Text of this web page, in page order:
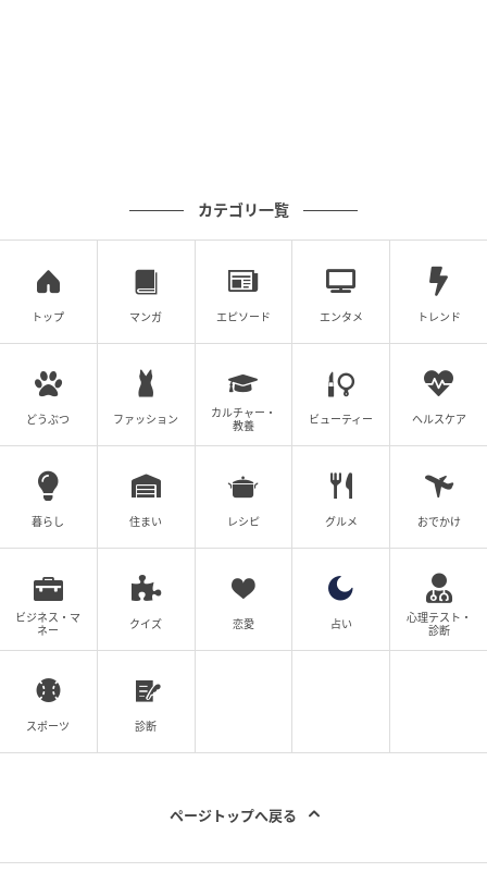
グリーンのボトルが爽やかなこちらは敏感になりがち
な大人の肌を優しく潤し、肌荒れを防ぐミスト状の化
粧水です。サイレントミスト 120mL ¥3,960 (メディプ
ラス)
手が届きにくくケアが億劫になりがちな背中は、皮脂
と水分のバランスが崩れてベタつきや肌荒れといっ
た“肌ノイズ”が起こりやすいパーツ。そんな繊細な大人
の背中を救ってくれるのが、メディプラスの「サイレ
ントミスト」です。このミストの魅力は、皮脂とうる
配合されていること。ボトルを逆さにしてもストレス
なく均一にスプレーできる設計で、シュッとひと吹き
するだけで、絹のようにやわらかくきめ細かなミスト
いのに驚くほどみずみずしく、肌のバランスをすっき
カテゴリ一覧
トップ マンガ エピソード エンタメ トレンド
どうぶつ ファッション
カルチャー・
教養
ビューティー ヘルスケア
暮らし 住まい レシピ グルメ おでかけ
ビジネス・マ
ネー
クイズ 恋愛 占い
心理テスト・
診断
スポーツ 診断
ページトップへ戻る